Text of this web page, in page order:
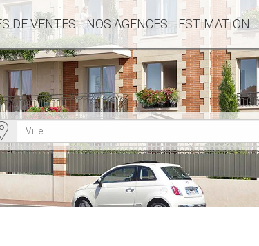
DE VENTES NOS AGENCES ESTIMATION